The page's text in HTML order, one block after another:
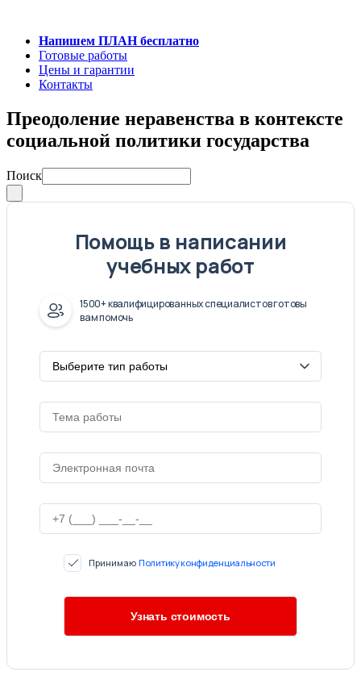
Напишем ПЛАН бесплатно
Готовые работы
Цены и гарантии
Контакты
Преодоление неравенства в контексте
социальной политики государства
Поиск
Помощь в написании
учебных работ
1500+ квалифицированных специалистов готовы
вам помочь
Принимаю Политику конфиденциальности